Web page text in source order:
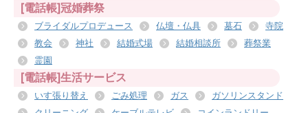
[電話帳]冠婚葬祭
ブライダルプロデュース 仏壇・仏具 墓石
寺院
教会
神社 結婚式場 結婚相談所
葬祭業
霊園
[電話帳]生活サービス
いす張り替え ごみ処理 ガス
ガソリンスタンド